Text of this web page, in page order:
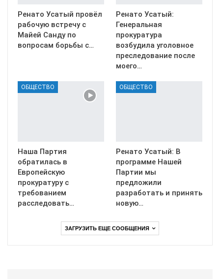
Ренато Усатый провёл
рабочую встречу с
Майей Санду по
вопросам борьбы с…
Ренато Усатый:
Генеральная
прокуратура
возбудила уголовное
преследование после
моего…
ОБЩЕСТВО
Наша Партия
обратилась в
Европейскую
прокуратуру с
требованием
расследовать…
ОБЩЕСТВО
Ренато Усатый: В
программе Нашей
Партии мы
предложили
разработать и принять
новую…
ЗАГРУЗИТЬ ЕЩЕ СООБЩЕНИЯ